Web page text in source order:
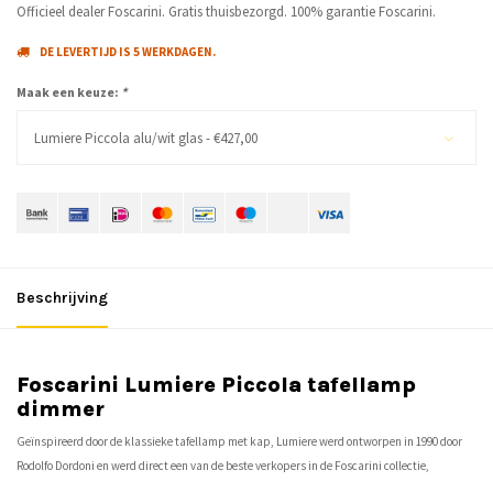
Officieel dealer Foscarini. Gratis thuisbezorgd. 100% garantie Foscarini.
DE LEVERTIJD IS 5 WERKDAGEN.
Maak een keuze: *
Lumiere Piccola alu/wit glas - €427,00
Beschrijving
Foscarini Lumiere Piccola tafellamp
dimmer
Geïnspireerd door de klassieke tafellamp met kap, Lumiere werd ontworpen in 1990 door
Rodolfo Dordoni en werd direct een van de beste verkopers in de Foscarini collectie,